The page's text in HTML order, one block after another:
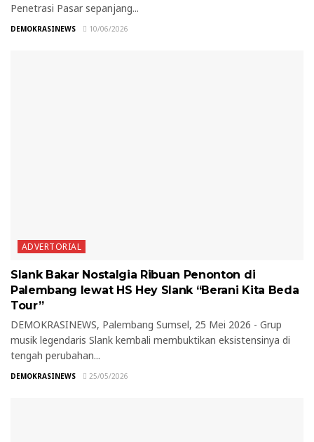
Penetrasi Pasar sepanjang...
DEMOKRASINEWS 10/06/2026
ADVERTORIAL
Slank Bakar Nostalgia Ribuan Penonton di
Palembang lewat HS Hey Slank “Berani Kita Beda
Tour”
DEMOKRASINEWS, Palembang Sumsel, 25 Mei 2026 - Grup
musik legendaris Slank kembali membuktikan eksistensinya di
tengah perubahan...
DEMOKRASINEWS 25/05/2026